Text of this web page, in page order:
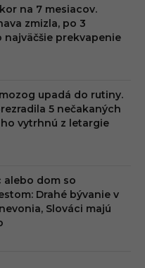
na 7 mesiacov.
zmizla, po 3
prekvapenie
upadá do rutiny.
5 nečakaných
vytrhnú z letargie
alebo dom so
Drahé bývanie v
Slováci majú